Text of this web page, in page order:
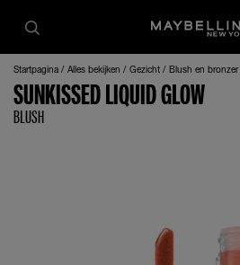
Startpagina Alles bekijken Gezicht Blush en bronzer
SUNKISSED LIQUID GLOW
BLUSH